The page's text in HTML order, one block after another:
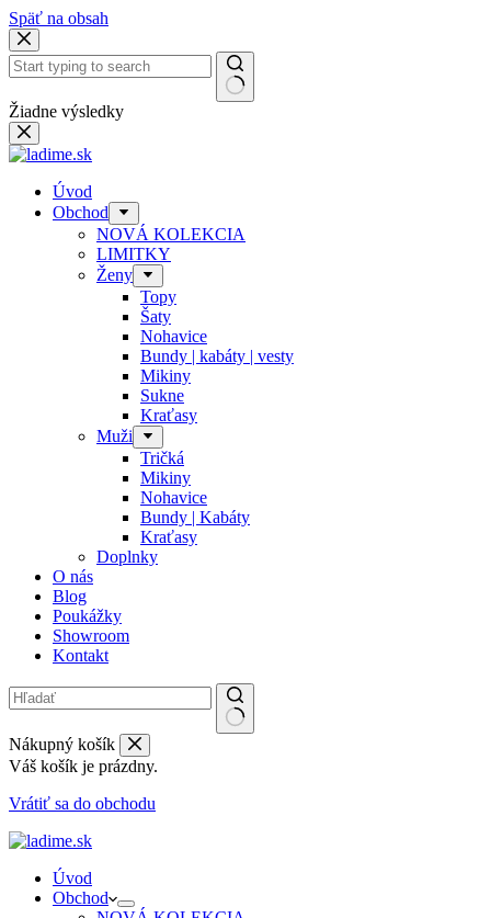
Späť na obsah
Žiadne výsledky
Úvod
Obchod
NOVÁ KOLEKCIA
LIMITKY
Ženy
Topy
Šaty
Nohavice
Bundy | kabáty | vesty
Mikiny
Sukne
Kraťasy
Muži
Tričká
Mikiny
Nohavice
Bundy | Kabáty
Kraťasy
Doplnky
O nás
Blog
Poukážky
Showroom
Kontakt
Nákupný košík
Váš košík je prázdny.
Vrátiť sa do obchodu
Úvod
Obchod